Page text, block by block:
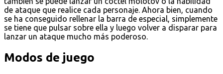
de ataque que realice cada personaje. Ahora bien, cuando
se ha conseguido rellenar la barra de especial, simplemente
se tiene que pulsar sobre ella y luego volver a disparar para
lanzar un ataque mucho más poderoso.
Modos de juego